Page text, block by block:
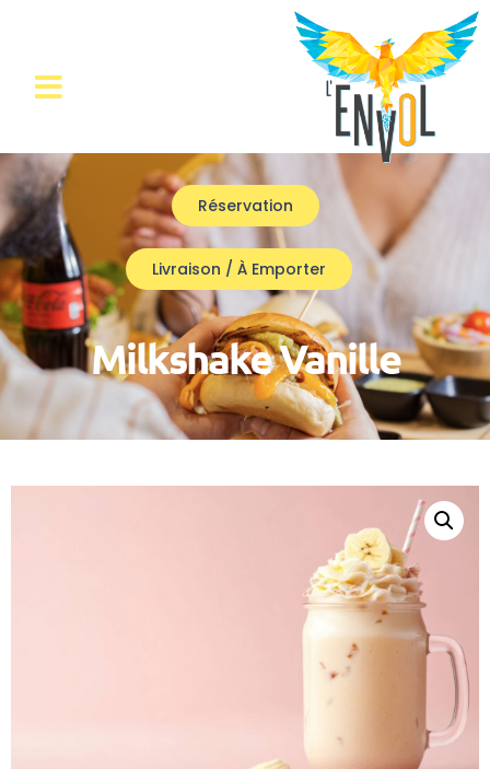
Réservation
Livraison / À Emporter
Milkshake Vanille